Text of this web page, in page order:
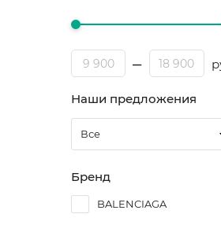
Наши предложения
Все
Бренд
BALENCIAGA